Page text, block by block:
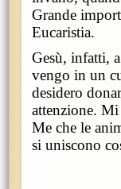
Grande
Eucaristia.
Gesù, infatti,
vengo in un
desidero
attenzione.
Me che le
si uniscono